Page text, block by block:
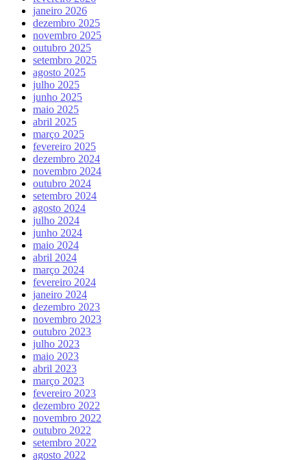
janeiro 2026
dezembro 2025
novembro 2025
outubro 2025
setembro 2025
agosto 2025
julho 2025
junho 2025
maio 2025
abril 2025
março 2025
fevereiro 2025
dezembro 2024
novembro 2024
outubro 2024
setembro 2024
agosto 2024
julho 2024
junho 2024
maio 2024
abril 2024
março 2024
fevereiro 2024
janeiro 2024
dezembro 2023
novembro 2023
outubro 2023
julho 2023
maio 2023
abril 2023
março 2023
fevereiro 2023
dezembro 2022
novembro 2022
outubro 2022
setembro 2022
agosto 2022